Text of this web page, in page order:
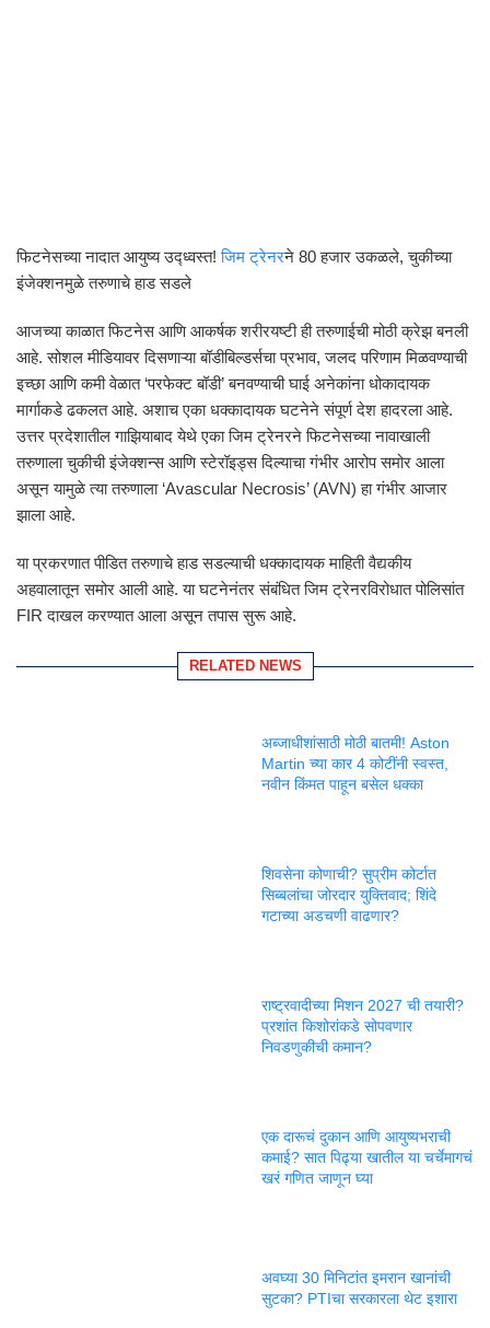
फिटनेसच्या नादात आयुष्य उद्ध्वस्त! जिम ट्रेनरने 80 हजार उकळले, चुकीच्या
इंजेक्शनमुळे तरुणाचे हाड सडले
आजच्या काळात फिटनेस आणि आकर्षक शरीरयष्टी ही तरुणाईची मोठी क्रेझ बनली
आहे. सोशल मीडियावर दिसणाऱ्या बॉडीबिल्डर्सचा प्रभाव, जलद परिणाम मिळवण्याची
इच्छा आणि कमी वेळात ‘परफेक्ट बॉडी’ बनवण्याची घाई अनेकांना धोकादायक
मार्गाकडे ढकलत आहे. अशाच एका धक्कादायक घटनेने संपूर्ण देश हादरला आहे.
उत्तर प्रदेशातील गाझियाबाद येथे एका जिम ट्रेनरने फिटनेसच्या नावाखाली
तरुणाला चुकीची इंजेक्शन्स आणि स्टेरॉइड्स दिल्याचा गंभीर आरोप समोर आला
असून यामुळे त्या तरुणाला ‘Avascular Necrosis’ (AVN) हा गंभीर आजार
झाला आहे.
या प्रकरणात पीडित तरुणाचे हाड सडल्याची धक्कादायक माहिती वैद्यकीय
अहवालातून समोर आली आहे. या घटनेनंतर संबंधित जिम ट्रेनरविरोधात पोलिसांत
FIR दाखल करण्यात आला असून तपास सुरू आहे.
RELATED NEWS
अब्जाधीशांसाठी मोठी बातमी! Aston
Martin च्या कार 4 कोटींनी स्वस्त,
नवीन किंमत पाहून बसेल धक्का
शिवसेना कोणाची? सुप्रीम कोर्टात
सिब्बलांचा जोरदार युक्तिवाद; शिंदे
गटाच्या अडचणी वाढणार?
राष्ट्रवादीच्या मिशन 2027 ची तयारी?
प्रशांत किशोरांकडे सोपवणार
निवडणुकीची कमान?
एक दारूचं दुकान आणि आयुष्यभराची
कमाई? सात पिढ्या खातील या चर्चेमागचं
खरं गणित जाणून घ्या
अवघ्या 30 मिनिटांत इमरान खानांची
सुटका? PTIचा सरकारला थेट इशारा